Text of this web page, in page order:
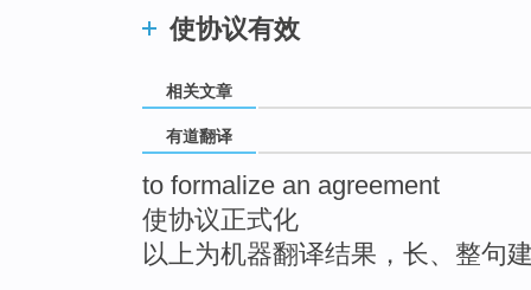
使协议有效
相关文章
有道翻译
to formalize an agreement
使协议正式化
以上为机器翻译结果，长、整句